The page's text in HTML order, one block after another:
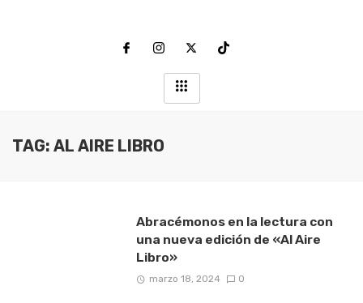
TAG: AL AIRE LIBRO
Abracémonos en la lectura con
una nueva edición de «Al Aire
Libro»
marzo 18, 2024 0